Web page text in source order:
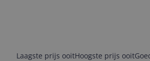
Laagste prijs ooitHoogste prijs ooit